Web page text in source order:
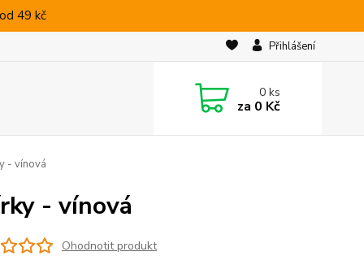
49 kč
Přihlášení
0ks
za 0 Kč
- vínová
- vínová
Ohodnotit produkt